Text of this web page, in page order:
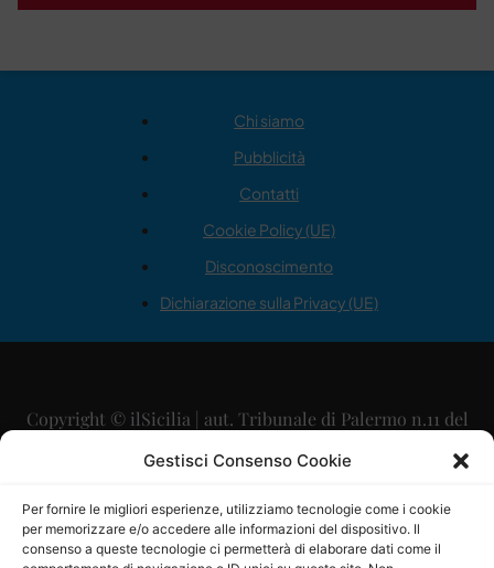
Gestisci Consenso Cookie
Per fornire le migliori esperienze, utilizziamo tecnologie come i cookie
per memorizzare e/o accedere alle informazioni del dispositivo. Il
consenso a queste tecnologie ci permetterà di elaborare dati come il
Chi siamo
Pubblicità
Contatti
Cookie Policy (UE)
Disconoscimento
Dichiarazione sulla Privacy (UE)
Copyright © ilSicilia | aut. Tribunale di Palermo n.11 del
29/09/2015
Direttore Editoriale: Maurizio Scaglione